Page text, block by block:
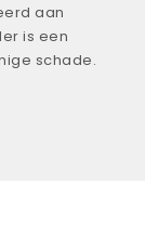
aan
is een
schade.